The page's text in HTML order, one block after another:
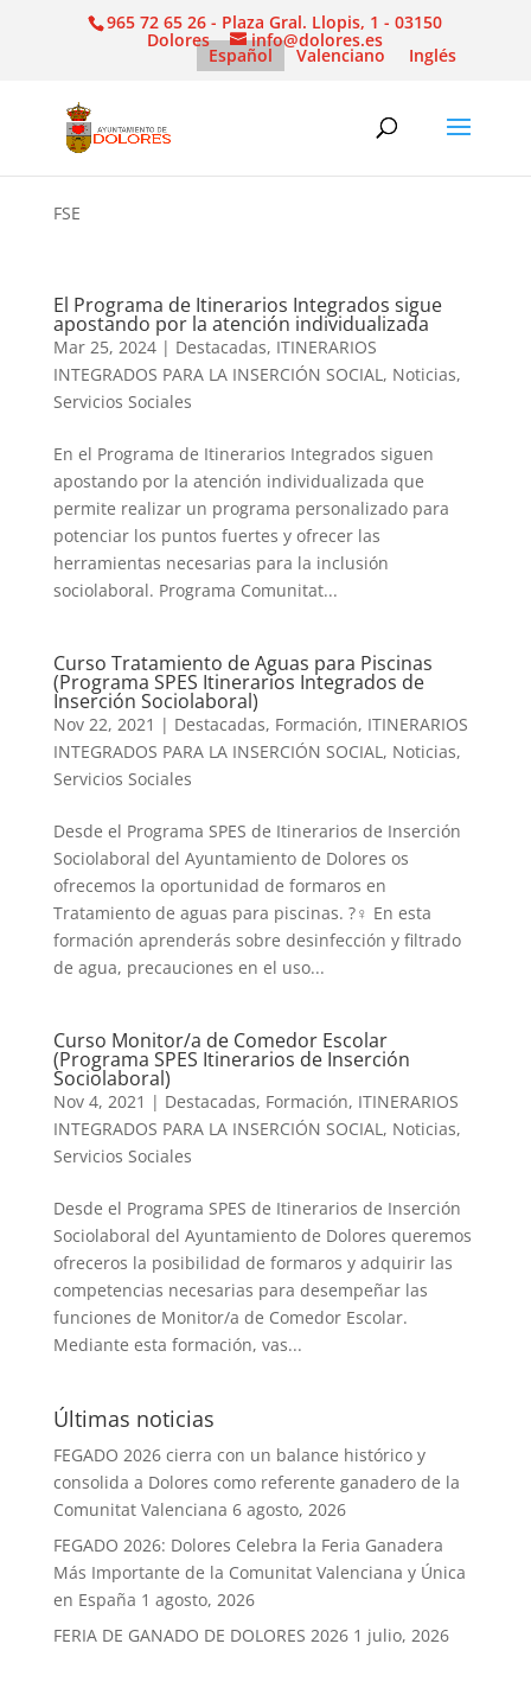
965 72 65 26 - Plaza Gral. Llopis, 1 - 03150
Dolores info@dolores.es
Español Valenciano Inglés
FSE
El Programa de Itinerarios Integrados sigue
apostando por la atención individualizada
Mar 25, 2024| Destacadas, ITINERARIOS
INTEGRADOS PARA LA INSERCIÓN SOCIAL, Noticias,
Servicios Sociales
En el Programa de Itinerarios Integrados siguen
apostando por la atención individualizada que
permite realizar un programa personalizado para
potenciar los puntos fuertes y ofrecer las
herramientas necesarias para la inclusión
sociolaboral. Programa Comunitat...
Curso Tratamiento de Aguas para Piscinas
(Programa SPES Itinerarios Integrados de
Inserción Sociolaboral)
Nov 22, 2021 | Destacadas, Formación, ITINERARIOS
INTEGRADOS PARA LA INSERCIÓN SOCIAL, Noticias,
Servicios Sociales
Desde el Programa SPES de Itinerarios de Inserción
Sociolaboral del Ayuntamiento de Dolores os
ofrecemos la oportunidad de formaros en
Tratamiento de aguas para piscinas. ?‍♀️ En esta
formación aprenderás sobre desinfección y filtrado
de agua, precauciones en el uso...
Curso Monitor/a de Comedor Escolar
(Programa SPES Itinerarios de Inserción
Sociolaboral)
Nov 4, 2021 | Destacadas, Formación, ITINERARIOS
INTEGRADOS PARA LA INSERCIÓN SOCIAL, Noticias,
Servicios Sociales
Desde el Programa SPES de Itinerarios de Inserción
Sociolaboral del Ayuntamiento de Dolores queremos
ofreceros la posibilidad de formaros y adquirir las
competencias necesarias para desempeñar las
funciones de Monitor/a de Comedor Escolar.
Mediante esta formación, vas...
Últimas noticias
FEGADO 2026 cierra con un balance histórico y
consolida a Dolores como referente ganadero de la
Comunitat Valenciana 6 agosto, 2026
FEGADO 2026: Dolores Celebra la Feria Ganadera
Más Importante de la Comunitat Valenciana y Única
en España 1 agosto, 2026
FERIA DE GANADO DE DOLORES 2026 1 julio, 2026